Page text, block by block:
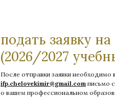
подать заявку
(2026/2027
После отправки заявки необходимо
ifp.chelovekimir@gmail.com письмо
о вашем профессиональном